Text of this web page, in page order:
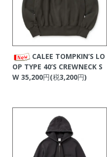
CALEE TOMPKIN’S LO
OP TYPE 40’S CREWNECK S
W 35,200円(税3,200円)